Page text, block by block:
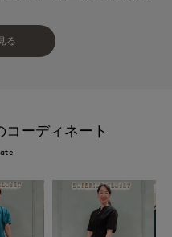
る
コーディネート